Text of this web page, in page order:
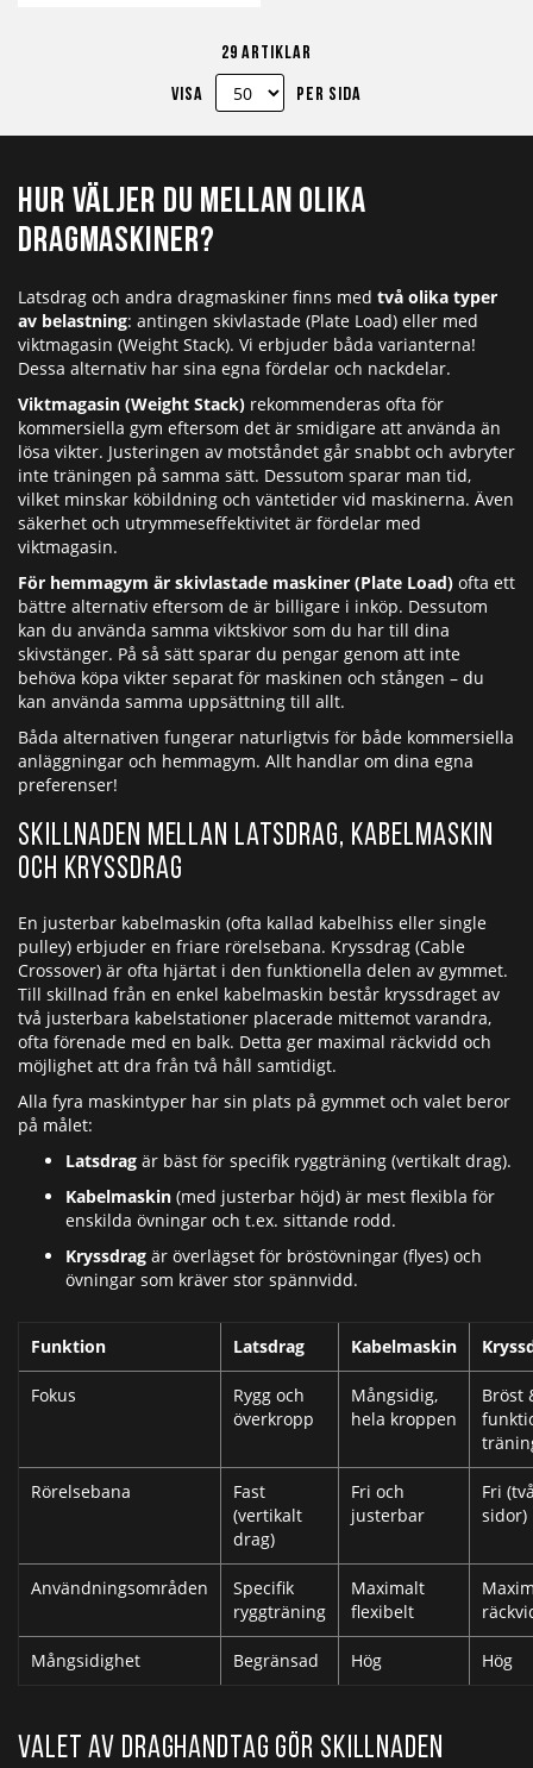
i
kundvagn
29 artiklar
Visa per sida
Hur väljer du mellan olika
dragmaskiner?
Latsdrag och andra dragmaskiner finns med två olika typer
av belastning: antingen skivlastade (Plate Load) eller med
viktmagasin (Weight Stack). Vi erbjuder båda varianterna!
Dessa alternativ har sina egna fördelar och nackdelar.
Viktmagasin (Weight Stack) rekommenderas ofta för
kommersiella gym eftersom det är smidigare att använda än
lösa vikter. Justeringen av motståndet går snabbt och avbryter
inte träningen på samma sätt. Dessutom sparar man tid,
vilket minskar köbildning och väntetider vid maskinerna. Även
säkerhet och utrymmeseffektivitet är fördelar med
viktmagasin.
För hemmagym är skivlastade maskiner (Plate Load) ofta ett
bättre alternativ eftersom de är billigare i inköp. Dessutom
kan du använda samma viktskivor som du har till dina
skivstänger. På så sätt sparar du pengar genom att inte
behöva köpa vikter separat för maskinen och stången – du
kan använda samma uppsättning till allt.
Båda alternativen fungerar naturligtvis för både kommersiella
anläggningar och hemmagym. Allt handlar om dina egna
preferenser!
Skillnaden mellan Latsdrag, Kabelmaskin
och Kryssdrag
En justerbar kabelmaskin (ofta kallad kabelhiss eller single
pulley) erbjuder en friare rörelsebana. Kryssdrag (Cable
Crossover) är ofta hjärtat i den funktionella delen av gymmet.
Till skillnad från en enkel kabelmaskin består kryssdraget av
två justerbara kabelstationer placerade mittemot varandra,
ofta förenade med en balk. Detta ger maximal räckvidd och
möjlighet att dra från två håll samtidigt.
Alla fyra maskintyper har sin plats på gymmet och valet beror
på målet:
Latsdrag är bäst för specifik ryggträning (vertikalt drag).
Kabelmaskin (med justerbar höjd) är mest flexibla för
enskilda övningar och t.ex. sittande rodd.
Kryssdrag är överlägset för bröstövningar (flyes) och
övningar som kräver stor spännvidd.
Funktion Latsdrag Kabelmaskin
Fokus
Rygg och
överkropp
Mångsidig,
hela kroppen
Bröst
Rörelsebana
Fast
(vertikalt
drag)
Fri och
justerbar
Fri
sidor)
Användningsområden
Specifik
ryggträning
Maximalt
flexibelt
Mångsidighet Begränsad Hög Hög
Valet av draghandtag gör skillnaden